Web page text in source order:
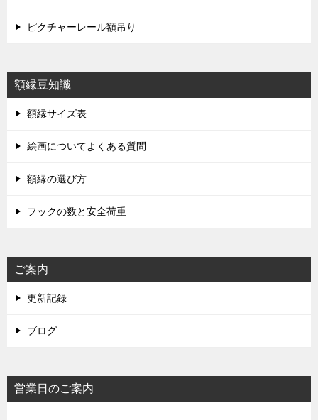
ピクチャーレール額吊り
額縁豆知識
額縁サイズ表
絵画についてよくある質問
額縁の選び方
フックの数と安全荷重
ご案内
更新記録
ブログ
営業日のご案内